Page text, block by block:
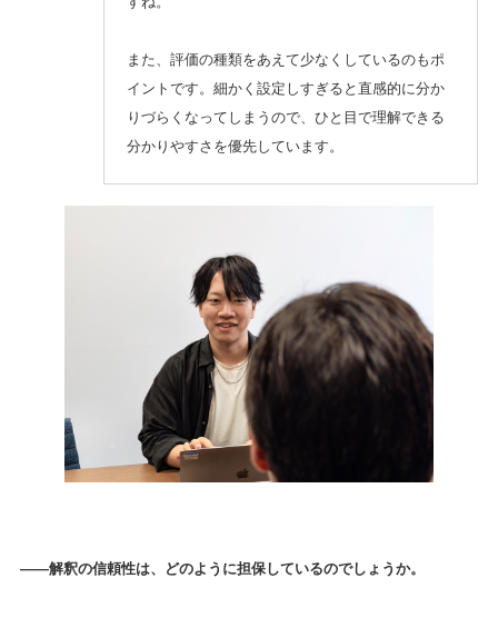
また、評価の種類をあえて少なくしているのもポ
イントです。細かく設定しすぎると直感的に分か
りづらくなってしまうので、ひと目で理解できる
分かりやすさを優先しています。
——解釈の信頼性は、どのように担保しているのでしょうか。